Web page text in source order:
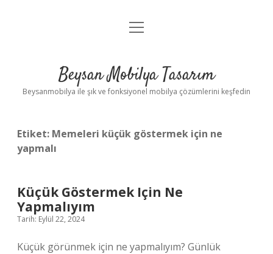
Anasayfa
Yasal Uyarı
menüyü
Beysan Mobilya Tasarım
Beysanmobilya ile şık ve fonksiyonel mobilya çözümlerini keşfedin
Etiket: Memeleri küçük göstermek için ne
yapmalı
Küçük Göstermek Için Ne
Yapmalıyım
Tarih: Eylül 22, 2024
Küçük görünmek için ne yapmalıyım? Günlük